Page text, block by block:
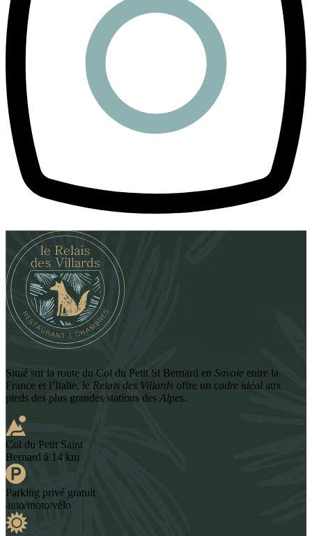
Situé sur la route du Col du Petit St Bernard en Savoie entre la
France et l’Italie, le Relais des Villards offre un cadre idéal aux
pieds des plus grandes stations des Alpes.
Col du Petit Saint
Bernard à 14 km
Parking privé gratuit
auto/moto/vélo